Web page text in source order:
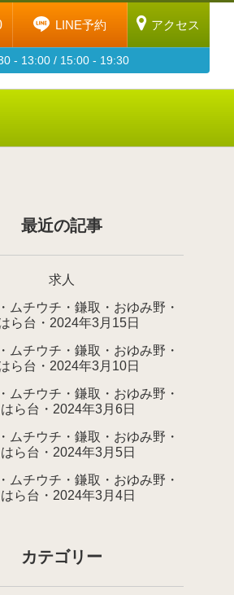
LINE予約 アクセス
- 13:00 / 15:00 - 19:30
最近の記事
求人
ムチウチ・鎌取・おゆみ野・
ら台・2024年3月15日
ムチウチ・鎌取・おゆみ野・
ら台・2024年3月10日
ムチウチ・鎌取・おゆみ野・
ら台・2024年3月6日
ムチウチ・鎌取・おゆみ野・
ら台・2024年3月5日
ムチウチ・鎌取・おゆみ野・
ら台・2024年3月4日
カテゴリー